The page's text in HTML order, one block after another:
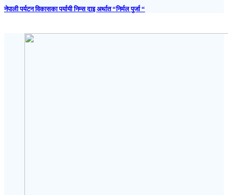
नेपाली पर्यटन विकासका पर्यायी निम्स दाइ अर्थात “निर्मल पुर्जा “